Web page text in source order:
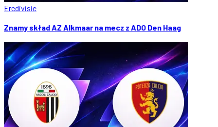
Eredivisie
Znamy skład AZ Alkmaar na mecz z ADO Den Haag